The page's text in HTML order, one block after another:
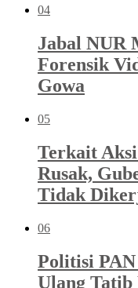
04
Jabal NUR
Forensik
Gowa
05
Terkait
Rusak,
Tidak
06
Politisi
Ulang Tatib